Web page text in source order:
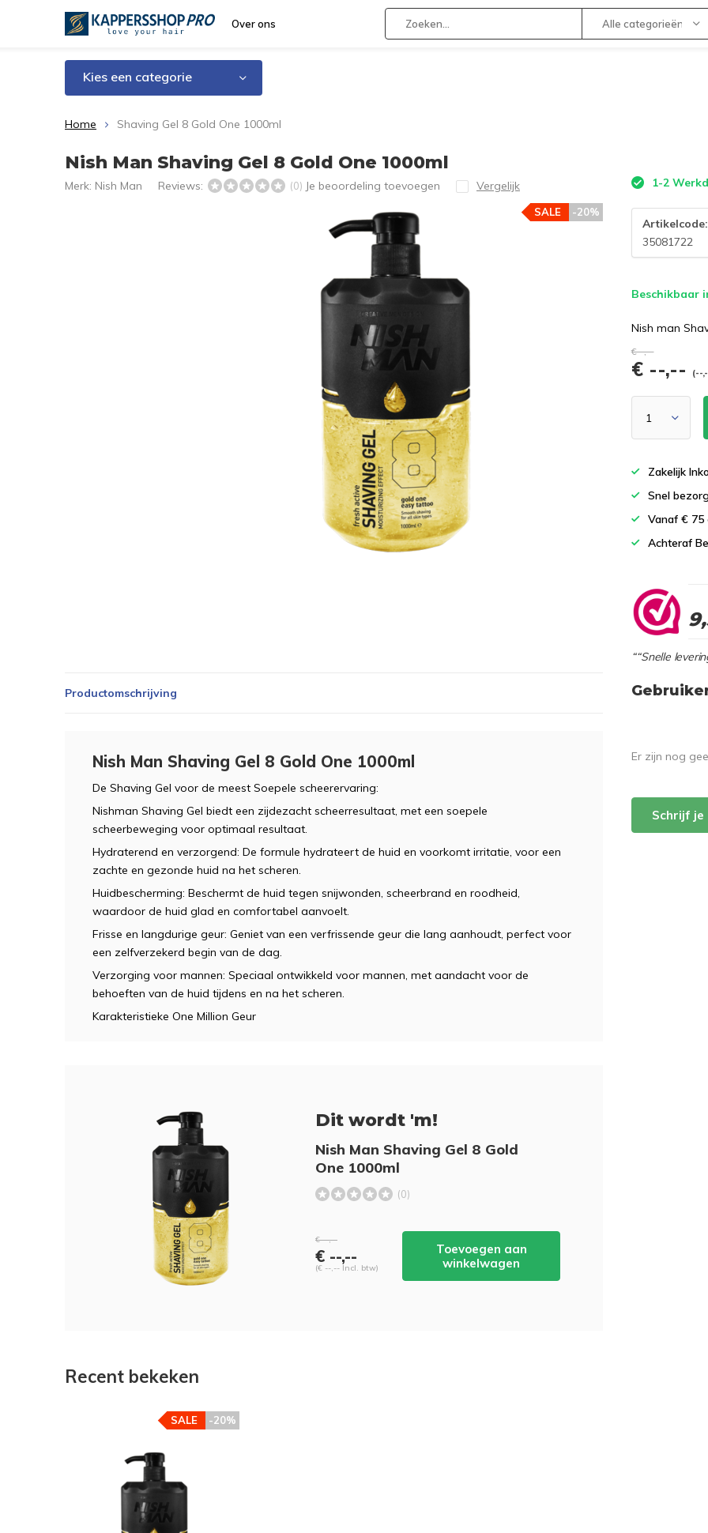
Over ons Alle categorieën
Kies een categorie
Home Shaving Gel 8 Gold One 1000ml
Nish Man Shaving Gel 8 Gold One 1000ml
Merk: Nish Man Reviews: (0) Je beoordeling toevoegen Vergelijk
-20%
SALE
1-2
Artikelcode:
35081722
Beschikbaar
Nish man
€--,--
€ --,-- (--
Zakelijk
Snel
Vanaf €
Achteraf
““Snelle
Productomschrijving
Nish Man Shaving Gel 8 Gold One 1000ml
De Shaving Gel voor de meest Soepele scheerervaring:
Nishman Shaving Gel biedt een zijdezacht scheerresultaat, met een soepele
scheerbeweging voor optimaal resultaat.
Hydraterend en verzorgend: De formule hydrateert de huid en voorkomt irritatie, voor een
zachte en gezonde huid na het scheren.
Huidbescherming: Beschermt de huid tegen snijwonden, scheerbrand en roodheid,
waardoor de huid glad en comfortabel aanvoelt.
Frisse en langdurige geur: Geniet van een verfrissende geur die lang aanhoudt, perfect voor
een zelfverzekerd begin van de dag.
Verzorging voor mannen: Speciaal ontwikkeld voor mannen, met aandacht voor de
behoeften van de huid tijdens en na het scheren.
Karakteristieke One Million Geur
Dit wordt 'm!
Nish Man Shaving Gel 8 Gold
One 1000ml
(0)
€ --,--
€ --,--
(€ --,-- Incl. btw)
Toevoegen aan
winkelwagen
Er zijn nog
Schrijf
Recent bekeken
-20%
SALE